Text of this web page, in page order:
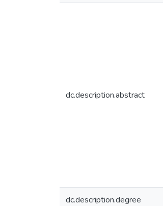
dc.description.abstract
dc.description.degree